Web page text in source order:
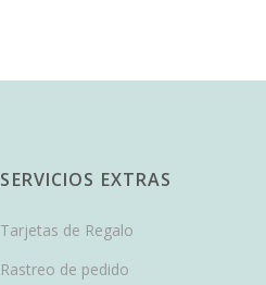
SERVICIOS EXTRAS
Tarjetas de Regalo
Rastreo de pedido